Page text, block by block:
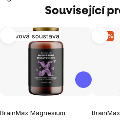
Související
Nervová soustava
BrainMax Magnesium
-15 %